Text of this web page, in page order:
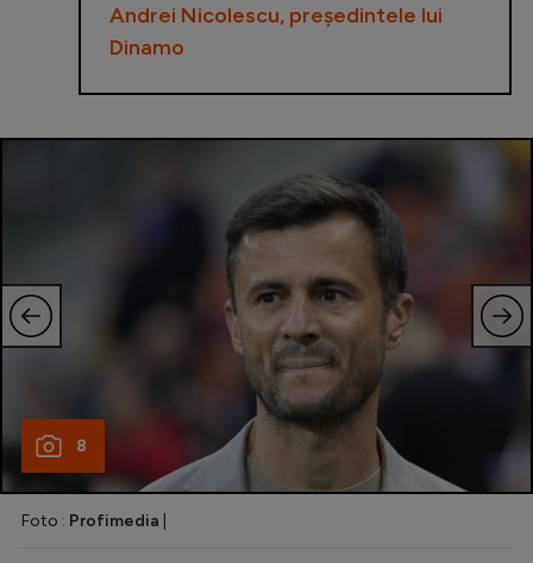
Andrei Nicolescu, președintele lui
Dinamo
8
Foto : Profimedia